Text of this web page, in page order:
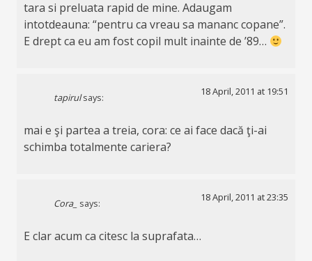
tara si preluata rapid de mine. Adaugam
intotdeauna: “pentru ca vreau sa mananc copane”.
E drept ca eu am fost copil mult inainte de ’89…
tapirul says:
18 April, 2011 at 19:51
mai e şi partea a treia, cora: ce ai face dacă ţi-ai
schimba totalmente cariera?
Cora_ says:
18 April, 2011 at 23:35
E clar acum ca citesc la suprafata…